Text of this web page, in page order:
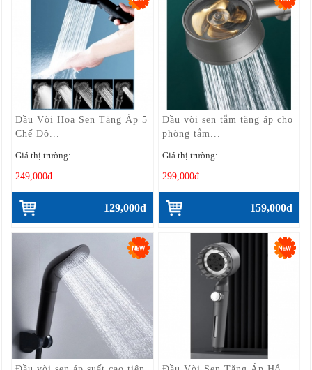
Đầu Vòi Hoa Sen Tăng Áp 5
Chế Độ...
Giá thị trường:
249,000đ
129,000đ
Đầu vòi sen tắm tăng áp cho
phòng tắm...
Giá thị trường:
299,000đ
159,000đ